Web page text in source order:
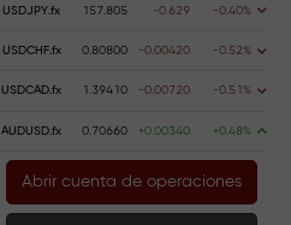
USDJPY.fx 157.805 -0.629 -0.40%
USDCHF.fx 0.80800 -0.00420 -0.52%
USDCAD.fx 1.39410 -0.00720 -0.51%
AUDUSD.fx 0.70660 +0.00340 +0.48%
Abrir cuenta de operaciones